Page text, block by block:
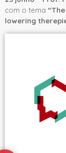
com o tema
lowering